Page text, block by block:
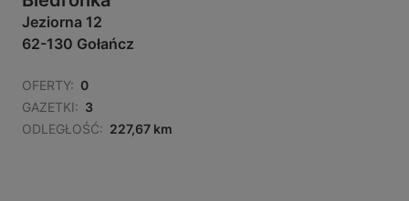
Jeziorna 12
62-130 Gołańcz
OFERTY: 0
GAZETKI: 3
ODLEGŁOŚĆ: 227,67 km